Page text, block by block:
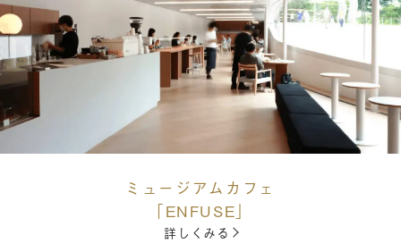
ミュージアムカフェ
「ENFUSE」
詳しくみる